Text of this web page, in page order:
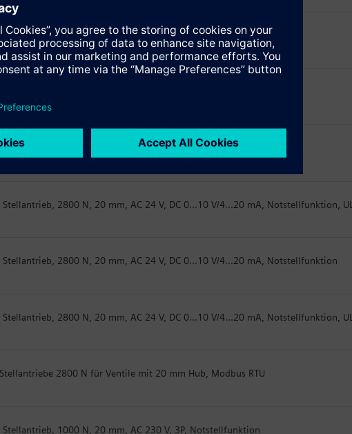
2800 N, 20 mm, AC 24 V, 3P, Notstellfunktion, UL
Stellantrieb, 2800 N, 20 mm, AC 24 V, DC 0...10 V/4...20 mA
2800 N, 20 mm, AC 24 V, DC 0...10 V/4...20 mA, Notstellfunktion, UL
Stellantrieb, 2800 N, 20 mm, AC 24 V, DC 0...10 V/4...20 mA, Notstellfunktion
2800 N, 20 mm, AC 24 V, DC 0...10 V/4...20 mA, Notstellfunktion, UL
2800 N für Ventile mit 20 mm Hub, Modbus RTU
Stellantrieb, 1000 N, 20 mm, AC 230 V, 3P, Notstellfunktion